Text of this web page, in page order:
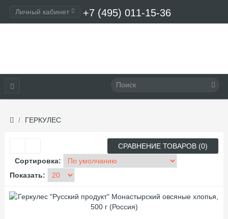
Личный кабинет +7 (495) 011-15-36
ГЕРКУЛЕС
СРАВНЕНИЕ ТОВАРОВ (0)
Сортировка:
Показать: